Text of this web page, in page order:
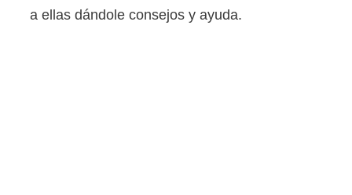
a ellas dándole consejos y ayuda.